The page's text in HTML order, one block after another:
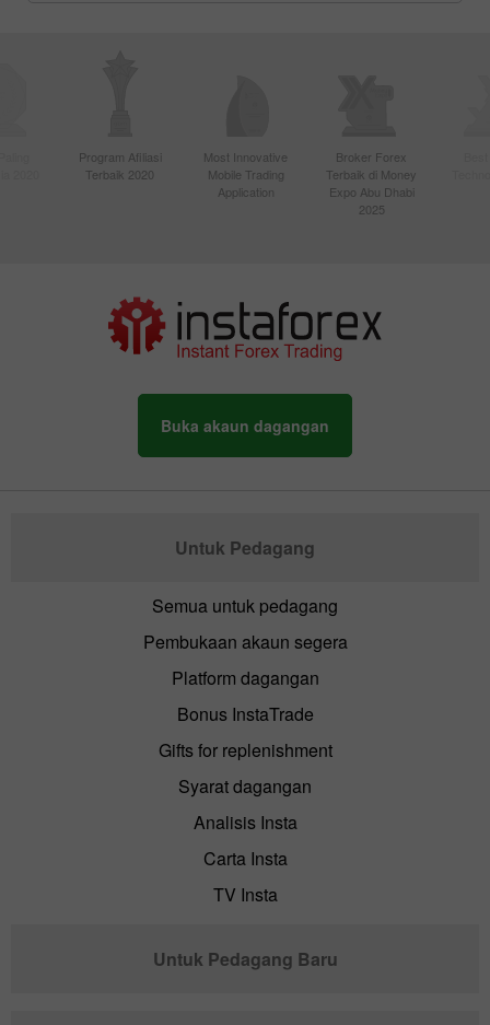
Program Afiliasi
Terbaik 2020
Most Innovative
Mobile Trading
Application
Broker Forex
Terbaik di Money
Expo Abu Dhabi
2025
Buka akaun dagangan
Untuk Pedagang
Semua untuk pedagang
Pembukaan akaun segera
Platform dagangan
Bonus InstaTrade
Gifts for replenishment
Syarat dagangan
Analisis Insta
Carta Insta
TV Insta
Untuk Pedagang Baru